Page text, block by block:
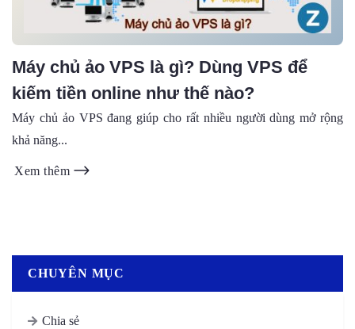
Máy chủ ảo VPS là gì? Dùng VPS để
kiếm tiền online như thế nào?
Máy chủ ảo VPS đang giúp cho rất nhiều người dùng mở rộng
khả năng...
Xem thêm
CHUYÊN MỤC
Chia sẻ